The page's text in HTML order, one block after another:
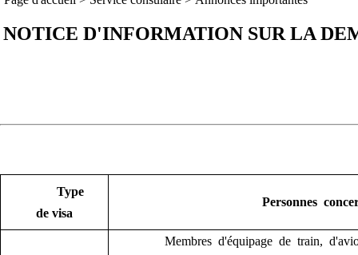
NOTICE D'INFORMATION SUR LA
Type
de visa
Personnes
Membres d'équipage de train,